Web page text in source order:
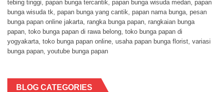
tebing tinggi, papan bunga tercantik, papan bunga wisuda medan, papan
bunga wisuda tk, papan bunga yang cantik, papan nama bunga, pesan
bunga papan online jakarta, rangka bunga papan, rangkaian bunga
papan, toko bunga papan di rawa belong, toko bunga papan di
yogyakarta, toko bunga papan online, usaha papan bunga florist, variasi
bunga papan, youtube bunga papan
BLOG CATEGORIES